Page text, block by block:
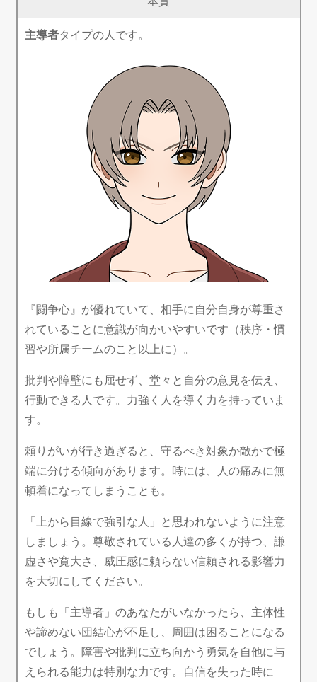
主導者タイプの人です。
『闘争心』が優れていて、相手に自分自身が尊重さ
れていることに意識が向かいやすいです（秩序・慣
習や所属チームのこと以上に）。
批判や障壁にも屈せず、堂々と自分の意見を伝え、
行動できる人です。力強く人を導く力を持っていま
す。
頼りがいが行き過ぎると、守るべき対象か敵かで極
端に分ける傾向があります。時には、人の痛みに無
頓着になってしまうことも。
「上から目線で強引な人」と思われないように注意
しましょう。尊敬されている人達の多くが持つ、謙
虚さや寛大さ、威圧感に頼らない信頼される影響力
を大切にしてください。
もしも「主導者」のあなたがいなかったら、主体性
や諦めない団結心が不足し、周囲は困ることになる
でしょう。障害や批判に立ち向かう勇気を自他に与
えられる能力は特別な力です。自信を失った時に